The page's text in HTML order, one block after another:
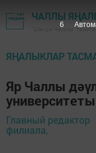
ЧАЛЛЫ
"Шәһри Чаллы"
ЯҢАЛЫКЛАР
Яр Чаллы
Главный редактор
филиала,
5